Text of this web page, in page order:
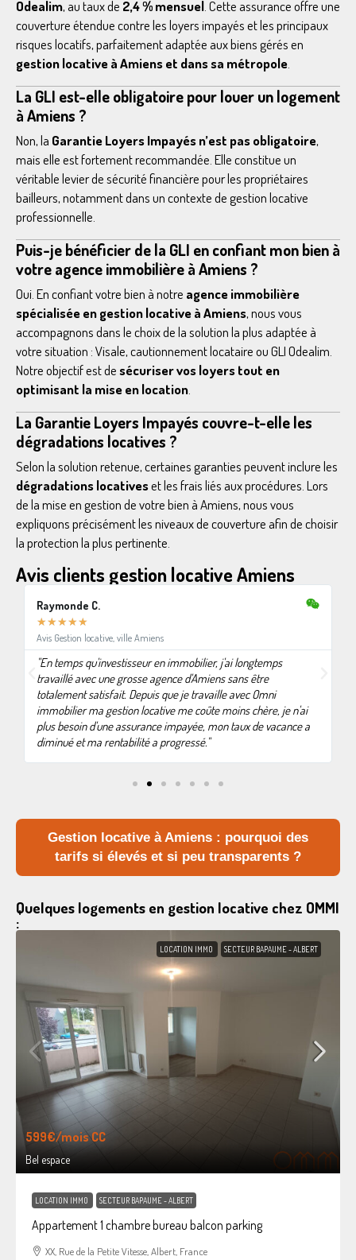
Odealim, au taux de 2,4 % mensuel . Cette assurance offre une
couverture étendue contre les loyers impayés et les principaux
risques locatifs, parfaitement adaptée aux biens gérés en
gestion locative à Amiens et dans sa métropole
La GLI est-elle obligatoire pour louer un logement
à Amiens ?
Non, la Garantie Loyers Impayés n’est pas obligatoire,
mais elle est fortement recommandée. Elle constitue un
véritable levier de sécurité financière pour les propriétaires
bailleurs, notamment dans un contexte de gestion locative
professionnelle.
Puis-je bénéficier de la GLI en confiant mon bien à
votre agence immobilière à Amiens ?
Oui. En confiant votre bien à notre agence immobilière
spécialisée en gestion locative à Amiens, nous vous
accompagnons dans le choix de la solution la plus adaptée à
votre situation : Visale, cautionnement locataire ou GLI Odealim.
Notre objectif est desécuriser vos loyers tout en
optimisant la mise en location
La Garantie Loyers Impayés couvre-t-elle les
dégradations locatives ?
Selon la solution retenue, certaines garanties peuvent inclure les
dégradations locativeset les frais liés aux procédures. Lors
de la mise en gestion de votre bien à Amiens, nous vous
expliquons précisément les niveaux de couverture afin de choisir
la protection la plus pertinente.
Avis clients gestion locative Amiens
Raymonde C.
★★★★★
Avis Gestion locative, ville Amiens
"En temps qu'investisseur en immobilier, j'ai longtemps
travaillé avec une grosse agence d'Amiens sans être
totalement satisfait. Depuis que je travaille avec Omni
immobilier ma gestion locative me coûte moins chère, je n'ai
plus besoin d'une assurance impayée, mon taux de vacance a
diminué et ma rentabilité a progressé."
Gestion locative à Amiens : pourquoi des
tarifs si élevés et si peu transparents ?
Quelques logements en gestion locative chez OMMI
:
LOCATION IMMO SECTEUR BAPAUME - ALBERT
599€/mois CC
Bel espace
LOCATION IMMO SECTEUR BAPAUME - ALBERT
Appartement 1 chambre bureau balcon parking
XX, Rue de la Petite Vitesse, Albert, France